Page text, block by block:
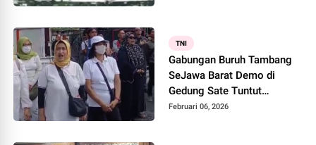
MELUAS DARURAT
KELAPARAN
TNI
Gabungan Buruh Tambang
SeJawa Barat Demo di
Gedung Sate Tuntut
Kejelasan Nasib
Februari 06, 2026